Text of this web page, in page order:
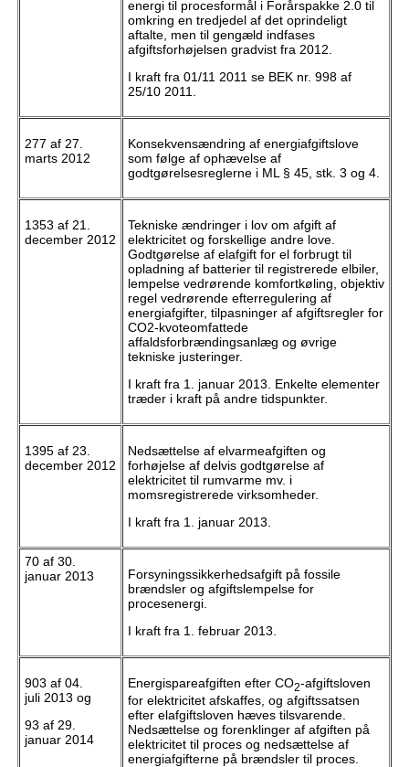
energi til procesformål i Forårspakke 2.0 til
omkring en tredjedel af det oprindeligt
aftalte, men til gengæld indfases
afgiftsforhøjelsen gradvist fra 2012.
I kraft fra 01/11 2011 se BEK nr. 998 af
25/10 2011.
277 af 27.
marts 2012
Konsekvensændring af energiafgiftslove
som følge af ophævelse af
godtgørelsesreglerne i ML § 45, stk. 3 og 4.
1353 af 21.
december 2012
Tekniske ændringer i lov om afgift af
elektricitet og forskellige andre love.
Godtgørelse af elafgift for el forbrugt til
opladning af batterier til registrerede elbiler,
lempelse vedrørende komfortkøling, objektiv
regel vedrørende efterregulering af
energiafgifter, tilpasninger af afgiftsregler for
CO2-kvoteomfattede
affaldsforbrændingsanlæg og øvrige
tekniske justeringer.
I kraft fra 1. januar 2013. Enkelte elementer
træder i kraft på andre tidspunkter.
1395 af 23.
december 2012
Nedsættelse af elvarmeafgiften og
forhøjelse af delvis godtgørelse af
elektricitet til rumvarme mv. i
momsregistrerede virksomheder.
I kraft fra 1. januar 2013.
70 af 30.
januar 2013
Forsyningssikkerhedsafgift på fossile
brændsler og afgiftslempelse for
procesenergi.
I kraft fra 1. februar 2013.
903 af 04.
juli 2013 og
93 af 29.
januar 2014
Energispareafgiften efter CO2-afgiftsloven
for elektricitet afskaffes, og afgiftssatsen
efter elafgiftsloven hæves tilsvarende.
Nedsættelse og forenklinger af afgiften på
elektricitet til proces og nedsættelse af
energiafgifterne på brændsler til proces.